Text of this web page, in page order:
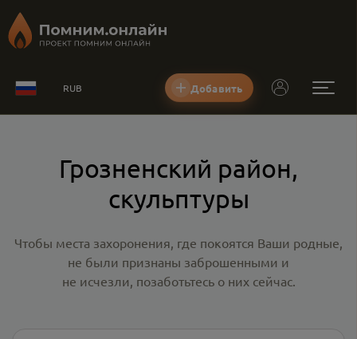
RUB Добавить
Грозненский район,
скульптуры
Чтобы места захоронения, где покоятся Ваши родные,
не были признаны заброшенными и
не исчезли, позаботьтесь о них сейчас.